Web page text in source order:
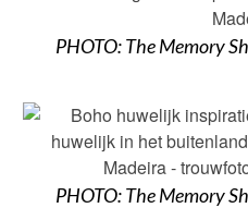
PHOTO: The Memory
PHOTO: The Memory